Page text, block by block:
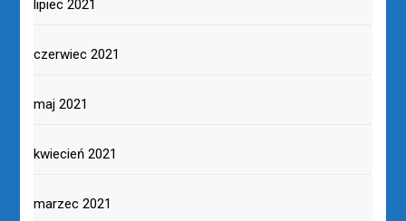
lipiec 2021
czerwiec 2021
maj 2021
kwiecień 2021
marzec 2021